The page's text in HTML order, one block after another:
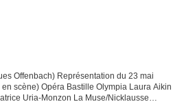
Offenbach) Représentation du 23 mai
scène) Opéra Bastille Olympia Laura Aikin
Uria-Monzon La Muse/Nicklausse